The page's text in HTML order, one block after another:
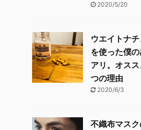
2020/5/20
ウエイトナ
を使った僕
アリ。オス
つの理由
2020/6/3
不織布マス